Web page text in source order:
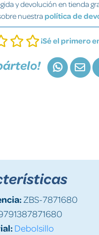
y devolución en tienda
nuestra política de
¡Sé el primero
ZBS-7871680
Debolsillo